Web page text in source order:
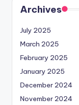
Archives
July 2025
March 2025
February 2025
January 2025
December 2024
November 2024